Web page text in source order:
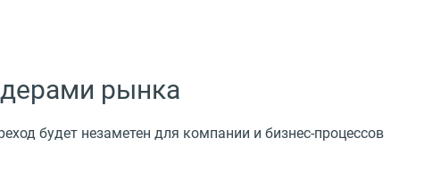
рынка
будет незаметен для компании и бизнес-процессов